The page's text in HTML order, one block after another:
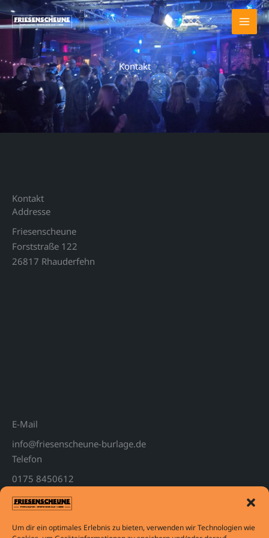
Um dir ein optimales Erlebnis zu bieten, verwenden wir Technologien wie
Zum
Inhalt
springen
Kontakt
Kontakt
Address​e
Friesenscheune
Forststraße 122
26817 Rhauderfehn
E-Mail
info@friesenscheune-burlage.de
Telefon
0175 8450612
F
a
e
I
n
t